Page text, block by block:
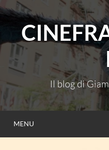
Vai
contenuto
Il blog di
MENU